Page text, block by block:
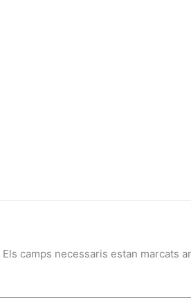
Els camps necessaris estan marcats